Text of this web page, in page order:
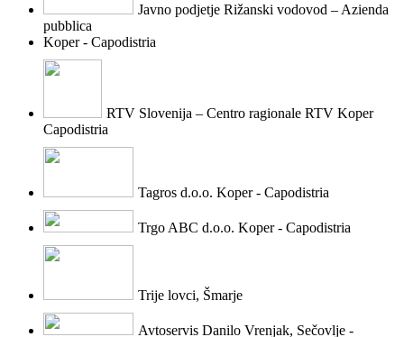
Javno podjetje Rižanski vodovod – Azienda
pubblica
Koper - Capodistria
RTV Slovenija – Centro ragionale RTV Koper
Capodistria
Tagros d.o.o. Koper - Capodistria
Trgo ABC d.o.o. Koper - Capodistria
Trije lovci, Šmarje
Avtoservis Danilo Vrenjak, Sečovlje -